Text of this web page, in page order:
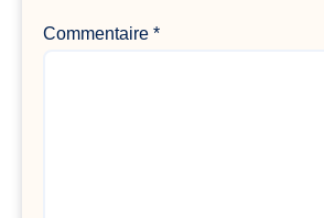
Commentaire*